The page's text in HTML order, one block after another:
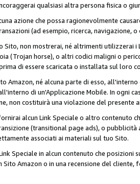
qualsiasi altra persona fisica o
azione che possa ragionevolmente
(ad esempio, ricerca, navigazione,
Sito, non mostrerai, né altrimenti utilizzerai
(Trojan horse), o altri codici maligni o
di essere scaricata o installata sul loro
Amazon, né alcuna parte di esso,
di un'Applicazione Mobile. In ogni
non costituirà una violazione del presente
alcun Link Speciale o altro contenuto
(transitional page ads), o
associati ai materiali sul tuo Sito.
Speciale in alcun contenuto che
Amazon o in una recensione del